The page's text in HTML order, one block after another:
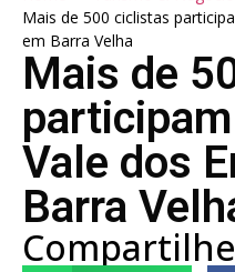
Mais de 500 ciclistas
em Barra Velha
Mais de
participam
Vale dos
Barra